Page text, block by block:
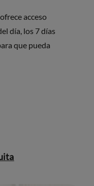
acceso
día, los 7 días
que pueda